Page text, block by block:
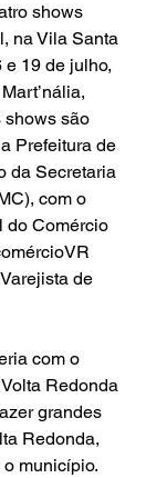
shows
na Vila Santa
19 de julho,
shows são
Prefeitura de
da Secretaria
com o
do Comércio
de
com o
Redonda
grandes
Redonda,
município.